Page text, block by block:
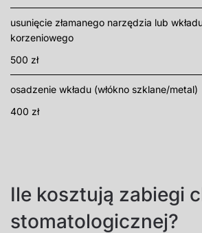
usunięcie złamanego narzędzia lub
korzeniowego
500 zł
osadzenie wkładu (włókno szklane/metal)
400 zł
Ile kosztują zabiegi
stomatologicznej?